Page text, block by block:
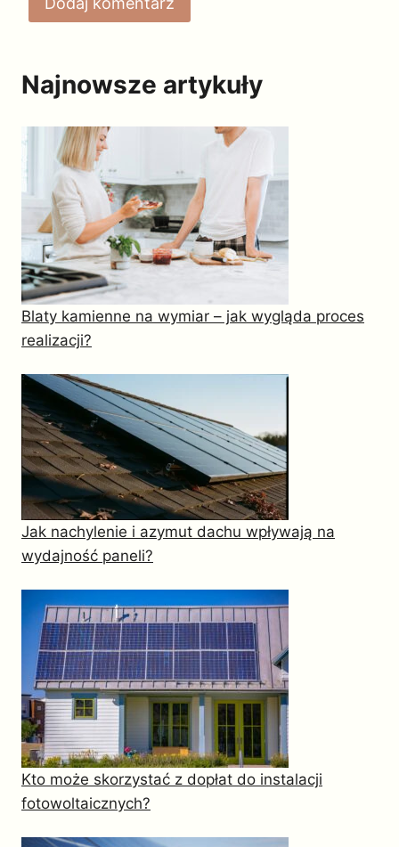
Najnowsze artykuły
Blaty kamienne na wymiar – jak wygląda proces
realizacji?
Jak nachylenie i azymut dachu wpływają na
wydajność paneli?
Kto może skorzystać z dopłat do instalacji
fotowoltaicznych?